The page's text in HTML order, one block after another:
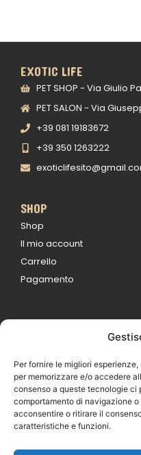
Per fornire le migliori
per memorizzare e/o accedere
consenso a queste tecnologie ci
comportamento di navigazione
acconsentire o ritirare il
caratteristiche e funzioni.
EXOTIC LIFE
PET SHOP - Via Giulio
PET SALON - Via
+39 081 19183672
+39 350 1263222
SHOP
Shop
Il mio account
Carrello
Pagamento